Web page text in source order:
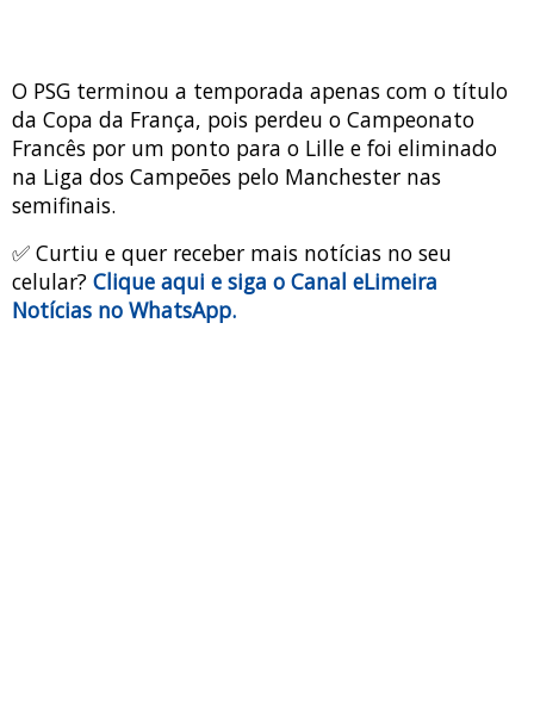
O PSG terminou a temporada apenas com o título
da Copa da França, pois perdeu o Campeonato
Francês por um ponto para o Lille e foi eliminado
na Liga dos Campeões pelo Manchester nas
semifinais.
✅ Curtiu e quer receber mais notícias no seu
celular? Clique aqui e siga o Canal eLimeira
Notícias no WhatsApp.